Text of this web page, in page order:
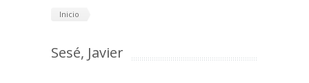
Inicio
Sesé, Javier